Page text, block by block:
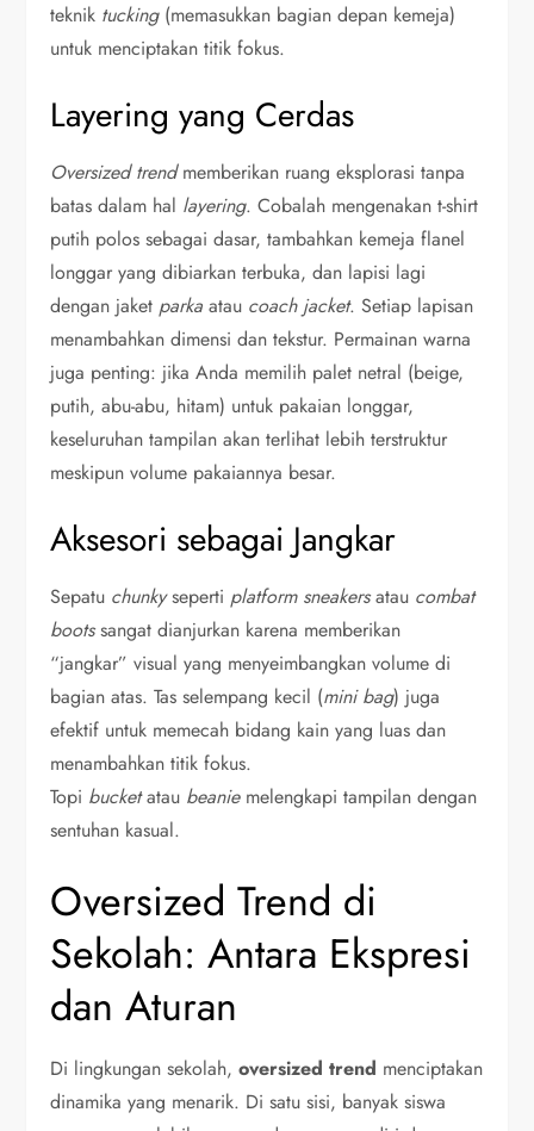
teknik tucking(memasukkan bagian depan kemeja)
untuk menciptakan titik fokus.
Layering yang Cerdas
Oversized trendmemberikan ruang eksplorasi tanpa
batas dalam hal layering. Cobalah mengenakan t-shirt
putih polos sebagai dasar, tambahkan kemeja flanel
longgar yang dibiarkan terbuka, dan lapisi lagi
dengan jaket parka atau coach jacket. Setiap lapisan
menambahkan dimensi dan tekstur. Permainan warna
juga penting: jika Anda memilih palet netral (beige,
putih, abu-abu, hitam) untuk pakaian longgar,
keseluruhan tampilan akan terlihat lebih terstruktur
meskipun volume pakaiannya besar.
Aksesori sebagai Jangkar
Sepatu chunkyseperti platform sneakersatau combat
bootssangat dianjurkan karena memberikan
“jangkar” visual yang menyeimbangkan volume di
bagian atas. Tas selempang kecil (mini bag) juga
efektif untuk memecah bidang kain yang luas dan
menambahkan titik fokus.
Topi bucketatau beaniemelengkapi tampilan dengan
sentuhan kasual.
Oversized Trend di
Sekolah: Antara Ekspresi
dan Aturan
Di lingkungan sekolah,oversized trend menciptakan
dinamika yang menarik. Di satu sisi, banyak siswa